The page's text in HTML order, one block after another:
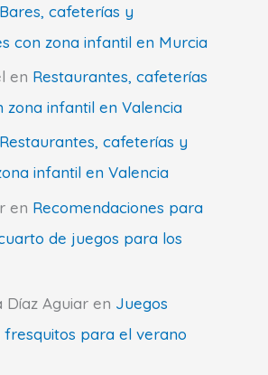
Bares, cafeterías y
con zona infantil en Murcia
en Restaurantes, cafeterías
zona infantil en Valencia
Restaurantes, cafeterías y
infantil en Valencia
en Recomendaciones para
de juegos para los
Díaz Aguiar en Juegos
fresquitos para el verano